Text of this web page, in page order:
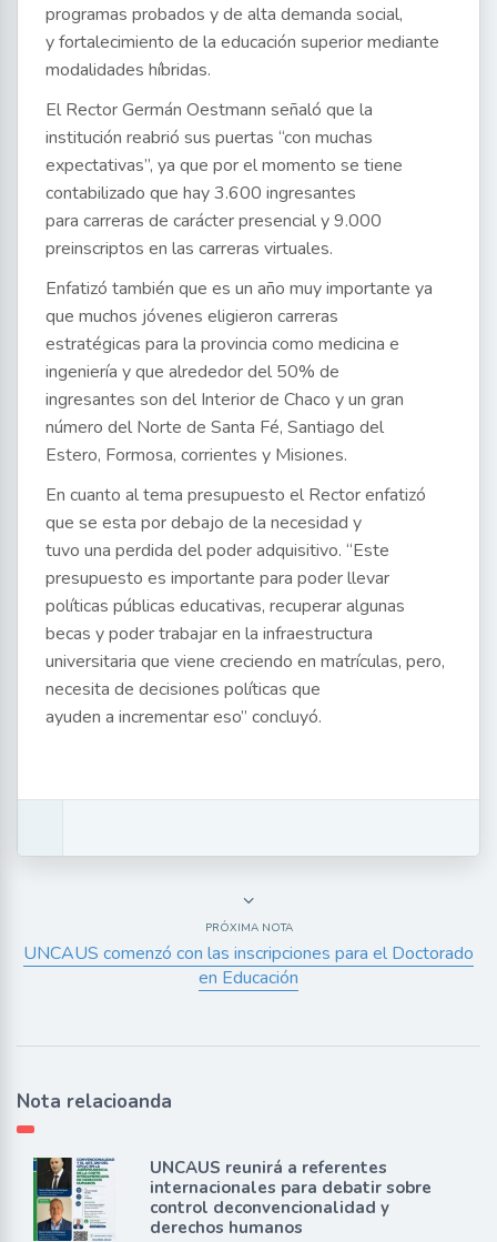
programas probados y de alta demanda social,
y fortalecimiento de la educación superior mediante
modalidades híbridas.
El Rector Germán Oestmann señaló que la
institución reabrió sus puertas “con muchas
expectativas”, ya que por el momento se tiene
contabilizado que hay 3.600 ingresantes
para carreras de carácter presencial y 9.000
preinscriptos en las carreras virtuales.
Enfatizó también que es un año muy importante ya
que muchos jóvenes eligieron carreras
estratégicas para la provincia como medicina e
ingeniería y que alrededor del 50% de
ingresantes son del Interior de Chaco y un gran
número del Norte de Santa Fé, Santiago del
Estero, Formosa, corrientes y Misiones.
En cuanto al tema presupuesto el Rector enfatizó
que se esta por debajo de la necesidad y
tuvo una perdida del poder adquisitivo. “Este
presupuesto es importante para poder llevar
políticas públicas educativas, recuperar algunas
becas y poder trabajar en la infraestructura
universitaria que viene creciendo en matrículas, pero,
necesita de decisiones políticas que
ayuden a incrementar eso” concluyó.
PRÓXIMA NOTA
UNCAUS comenzó con las inscripciones para el Doctorado
en Educación
Nota relacioanda
UNCAUS reunirá a referentes
internacionales para debatir sobre
control deconvencionalidad y
derechos humanos